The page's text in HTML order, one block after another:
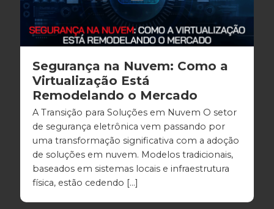
Segurança na Nuvem: Como a
Virtualização Está
Remodelando o Mercado
A Transição para Soluções em Nuvem O setor
de segurança eletrônica vem passando por
uma transformação significativa com a adoção
de soluções em nuvem. Modelos tradicionais,
baseados em sistemas locais e infraestrutura
física, estão cedendo […]